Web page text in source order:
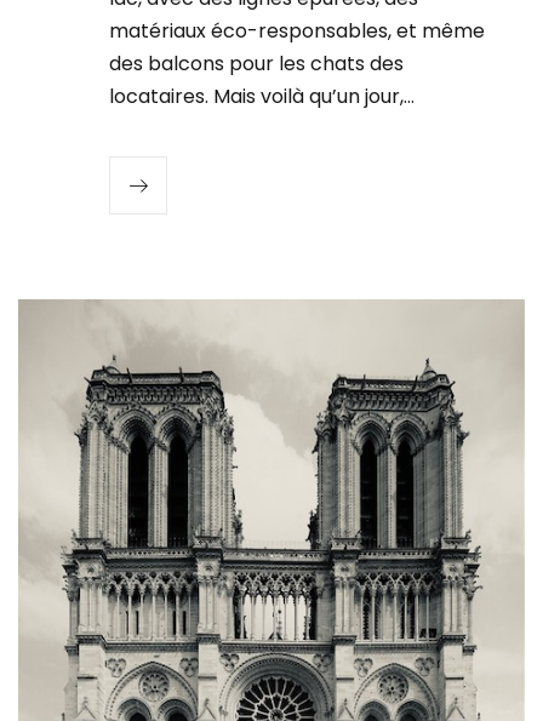
matériaux éco-responsables, et même
des balcons pour les chats des
locataires. Mais voilà qu’un jour,…